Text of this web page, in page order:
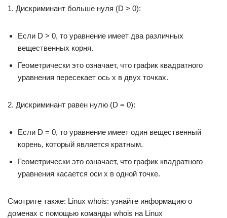
1. Дискриминант больше нуля (D > 0):
Если D > 0, то уравнение имеет два различных
вещественных корня.
Геометрически это означает, что график квадратного
уравнения пересекает ось x в двух точках.
2. Дискриминант равен нулю (D = 0):
Если D = 0, то уравнение имеет один вещественный
корень, который является кратным.
Геометрически это означает, что график квадратного
уравнения касается оси x в одной точке.
Смотрите также: Linux whois: узнайте информацию о
доменах с помощью команды whois на Linux